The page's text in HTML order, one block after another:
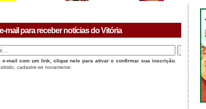
mail para receber notícias do Vitória
e-mail com um link, clique nele para ativar e confirmar sua inscrição
cadastre-se novamente.